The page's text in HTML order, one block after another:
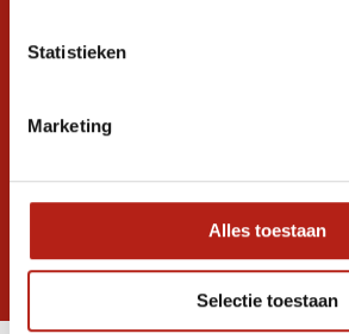
Statistieken
Marketing
Alles toestaan
Selectie toestaan
Volg ons
promoties
* Lees hier de wettelijke beperkingen